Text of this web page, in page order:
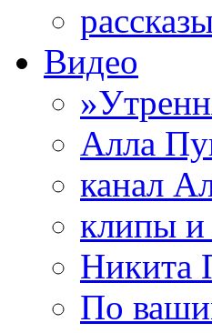
Видео
Алла
канал
клипы
Никита
По